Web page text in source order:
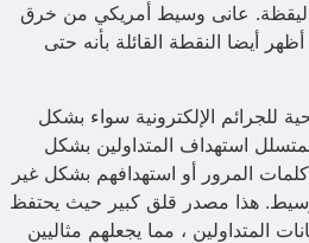
اليقظة. عانى وسيط أمريكي من خرق
في يناير 2021 ، مما أظهر أيضا النقطة القائلة بأنه حتى
للجرائم الإلكترونية سواء بشكل
استهداف المتداولين بشكل
المرور أو استهدافهم بشكل غير
هذا مصدر قلق كبير حيث يحتفظ
المتداولين ، مما يجعلهم مثاليين